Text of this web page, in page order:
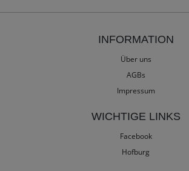
INFORMATION
Über uns
AGBs
Impressum
WICHTIGE LINKS
Facebook
Hofburg